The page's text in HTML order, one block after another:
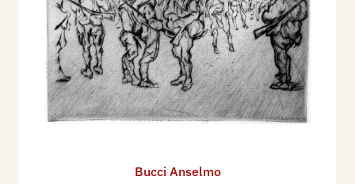
Bucci Anselmo